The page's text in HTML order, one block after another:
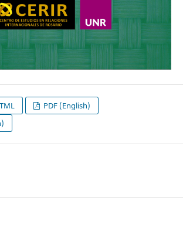
PDF (English)